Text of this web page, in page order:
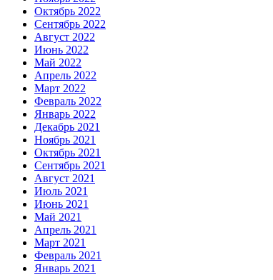
Октябрь 2022
Сентябрь 2022
Август 2022
Июнь 2022
Май 2022
Апрель 2022
Март 2022
Февраль 2022
Январь 2022
Декабрь 2021
Ноябрь 2021
Октябрь 2021
Сентябрь 2021
Август 2021
Июль 2021
Июнь 2021
Май 2021
Апрель 2021
Март 2021
Февраль 2021
Январь 2021